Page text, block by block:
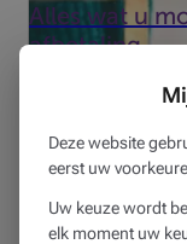
Alles wat u
afbetaling
Uw budget
financiële
een project of
omstandigheden.
Deze website
eerst uw
Uw keuze wordt
elk moment uw